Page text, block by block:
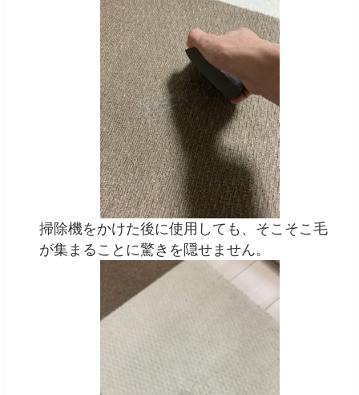
掃除機をかけた後に使用しても、そこそこ毛
が集まることに驚きを隠せません。